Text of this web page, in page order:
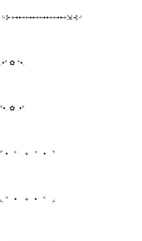
⌎⊱⊶⊷⊶⊷⊶⊷⊶⊷⇲⊰⌏
.•° ✿ °•.
°•. ✿ .•°
⌜ • ° + ° • ⌝
⌞ ° • + • ° ⌟